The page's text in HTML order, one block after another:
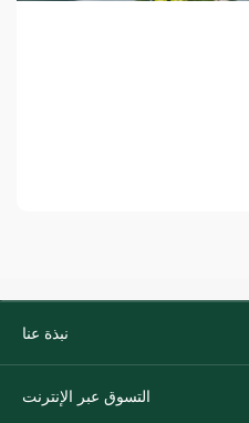
نبذة عنا
التسوق عبر الإنترنت